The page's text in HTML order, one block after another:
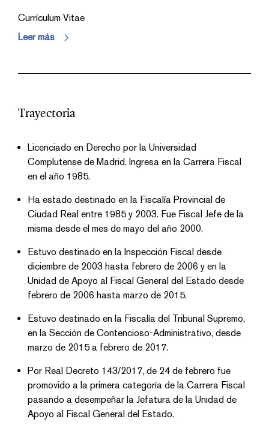
Currículum Vitae
Leer más
Trayectoria
Licenciado en Derecho por la Universidad
Complutense de Madrid. Ingresa en la Carrera Fiscal
en el año 1985.
Ha estado destinado en la Fiscalía Provincial de
Ciudad Real entre 1985 y 2003. Fue Fiscal Jefe de la
misma desde el mes de mayo del año 2000.
Estuvo destinado en la Inspección Fiscal desde
diciembre de 2003 hasta febrero de 2006 y en la
Unidad de Apoyo al Fiscal General del Estado desde
febrero de 2006 hasta marzo de 2015.
Estuvo destinado en la Fiscalía del Tribunal Supremo,
en la Sección de Contencioso-Administrativo, desde
marzo de 2015 a febrero de 2017.
Por Real Decreto 143/2017, de 24 de febrero fue
promovido a la primera categoría de la Carrera Fiscal
pasando a desempeñar la Jefatura de la Unidad de
Apoyo al Fiscal General del Estado.